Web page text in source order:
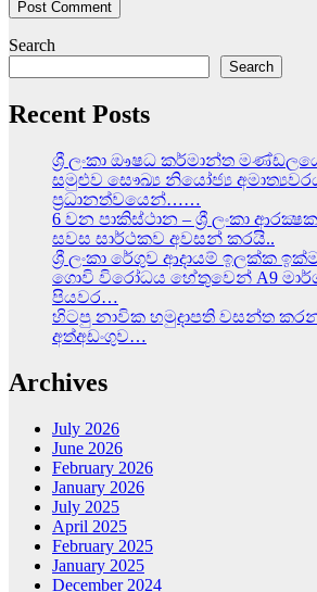
Search
Search
Recent Posts
ශ්‍රී ලංකා ඖෂධ කර්මාන්ත
සමුළුව සෞඛ්‍ය නියෝජ්‍ය
ප්‍රධානත්වයෙන්……
6 වන පාකිස්ථාන – ශ්‍රී ලංකා ආරක්‍ෂක
සවස සාර්ථකව අවසන් කරයි..
ශ්‍රී ලංකා රේගුව ආදායම් ඉලක්ක
ගොවි විරෝධය හේතුවෙන් A9
පියවර…
හිටපු නාවික හමුදාපති වසන්ත
අත්අඩංගුව…
Archives
July 2026
June 2026
February 2026
January 2026
July 2025
April 2025
February 2025
January 2025
December 2024